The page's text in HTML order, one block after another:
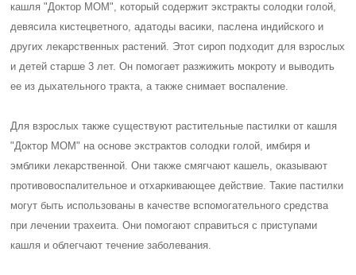
кашля "Доктор МОМ", который содержит экстракты солодки голой,
девясила кистецветного, адатоды васики, паслена индийского и
других лекарственных растений. Этот сироп подходит для взрослых
и детей старше 3 лет. Он помогает разжижить мокроту и выводить
ее из дыхательного тракта, а также снимает воспаление.
Для взрослых также существуют растительные пастилки от кашля
"Доктор МОМ" на основе экстрактов солодки голой, имбиря и
эмблики лекарственной. Они также смягчают кашель, оказывают
противовоспалительное и отхаркивающее действие. Такие пастилки
могут быть использованы в качестве вспомогательного средства
при лечении трахеита. Они помогают справиться с приступами
кашля и облегчают течение заболевания.